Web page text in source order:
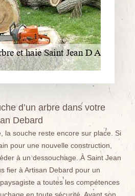
d’un arbre dans votre
Debard
la souche reste encore sur place. Si
pour une nouvelle construction,
à un dessouchage. À Saint Jean
fier à Artisan Debard pour un
a toutes les compétences